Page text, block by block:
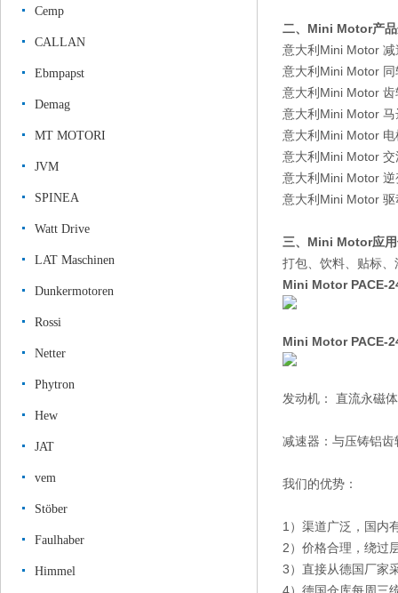
Cemp
CALLAN
Ebmpapst
Demag
MT MOTORI
JVM
SPINEA
Watt Drive
LAT Maschinen
Dunkermotoren
Rossi
Netter
Phytron
Hew
JAT
vem
Stöber
Faulhaber
Himmel
二、Mini Motor产
意大利Mini Motor 减
意大利Mini Motor
意大利Mini Motor 齿
意大利Mini Motor 马
意大利Mini Motor 电
意大利Mini Motor 交
意大利Mini Motor 逆
意大利Mini Motor 驱
三、Mini Motor应
打包、饮料、贴标
Mini Motor PACE-
Mini Motor PACE-
发动机： 直流永磁
减速器：与压铸铝
我们的优势：
1）渠道广泛，国内
2）价格合理，绕过
3）直接从德国厂家